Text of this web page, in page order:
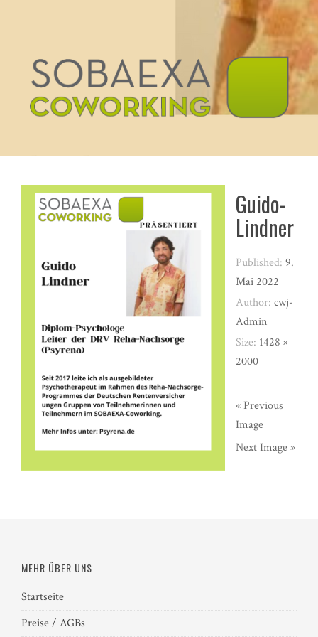
Guido-
Lindner
Published:9.
Mai 2022
Author:cwj-
Admin
Size: 1428 ×
2000
« Previous
Image
Next Image »
MEHR ÜBER UNS
Startseite
Preise / AGBs